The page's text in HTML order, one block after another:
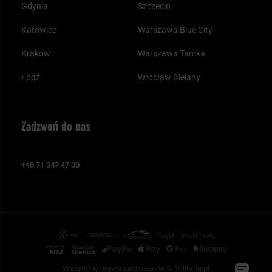
Gdynia
Katowice
Kraków
Łódź
Szczecin
Warszawa Blue City
Warszawa Tamka
Wrocław Bielany
Zadzwoń do nas
+48 71 347 47 00
Wszystkie prawa zastrzeżone © Militaria.pl